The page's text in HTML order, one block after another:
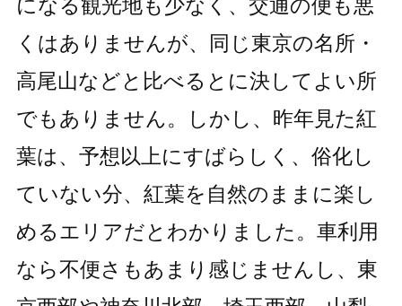
になる観光地も少なく、交通の便も悪
くはありませんが、同じ東京の名所・
高尾山などと比べるとに決してよい所
でもありません。しかし、昨年見た紅
葉は、予想以上にすばらしく、俗化し
ていない分、紅葉を自然のままに楽し
めるエリアだとわかりました。車利用
なら不便さもあまり感じませんし、東